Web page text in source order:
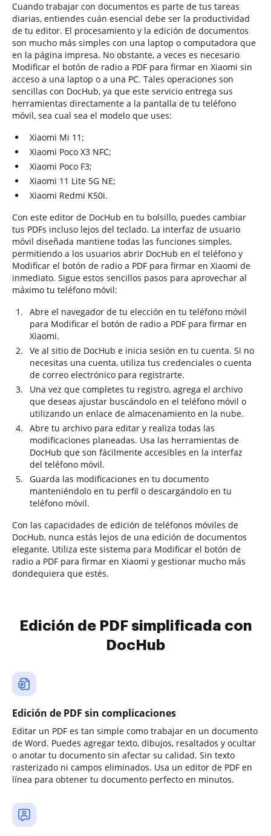
Cuando trabajar con documentos es parte de tus tareas
diarias, entiendes cuán esencial debe ser la productividad
de tu editor. El procesamiento y la edición de documentos
son mucho más simples con una laptop o computadora que
en la página impresa. No obstante, a veces es necesario
Modificar el botón de radio a PDF para firmar en Xiaomi sin
acceso a una laptop o a una PC. Tales operaciones son
sencillas con DocHub, ya que este servicio entrega sus
herramientas directamente a la pantalla de tu teléfono
móvil, sea cual sea el modelo que uses:
Xiaomi Mi 11;
Xiaomi Poco X3 NFC;
Xiaomi Poco F3;
Xiaomi 11 Lite 5G NE;
Xiaomi Redmi K50i.
Con este editor de DocHub en tu bolsillo, puedes cambiar
tus PDFs incluso lejos del teclado. La interfaz de usuario
móvil diseñada mantiene todas las funciones simples,
permitiendo a los usuarios abrir DocHub en el teléfono y
Modificar el botón de radio a PDF para firmar en Xiaomi de
inmediato. Sigue estos sencillos pasos para aprovechar al
máximo tu teléfono móvil:
Abre el navegador de tu elección en tu teléfono móvil
para Modificar el botón de radio a PDF para firmar en
Xiaomi.
Ve al sitio de DocHub e inicia sesión en tu cuenta. Si no
necesitas una cuenta, utiliza tus credenciales o cuenta
de correo electrónico para registrarte.
Una vez que completes tu registro, agrega el archivo
que deseas ajustar buscándolo en el teléfono móvil o
utilizando un enlace de almacenamiento en la nube.
Abre tu archivo para editar y realiza todas las
modificaciones planeadas. Usa las herramientas de
DocHub que son fácilmente accesibles en la interfaz
del teléfono móvil.
Guarda las modificaciones en tu documento
manteniéndolo en tu perfil o descargándolo en tu
teléfono móvil.
Con las capacidades de edición de teléfonos móviles de
DocHub, nunca estás lejos de una edición de documentos
elegante. Utiliza este sistema para Modificar el botón de
radio a PDF para firmar en Xiaomi y gestionar mucho más
dondequiera que estés.
Edición de PDF simplificada con
DocHub
Edición de PDF sin complicaciones
Editar un PDF es tan simple como trabajar en un documento
de Word. Puedes agregar texto, dibujos, resaltados y ocultar
o anotar tu documento sin afectar su calidad. Sin texto
rasterizado ni campos eliminados. Usa un editor de PDF en
línea para obtener tu documento perfecto en minutos.